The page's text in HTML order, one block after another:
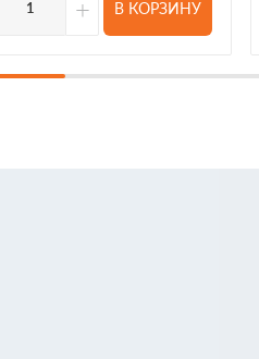
+ В КОРЗИНУ